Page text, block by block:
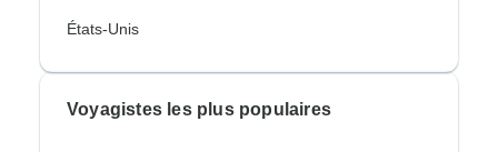
États-Unis
Voyagistes les plus populaires